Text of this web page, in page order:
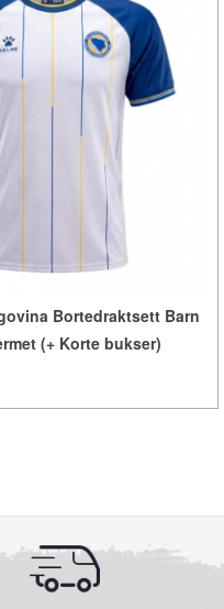
Bortedraktsett Barn
(+ Korte bukser)